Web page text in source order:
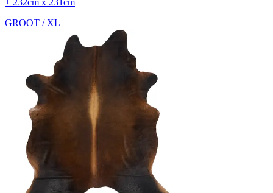
± 232cm x 231cm
GROOT / XL